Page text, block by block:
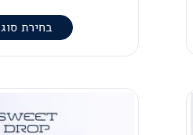
בחירת סוג